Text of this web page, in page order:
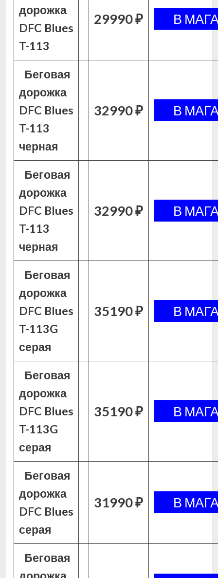
дорожка
DFC Blues
T-113
29990 ₽
Беговая
дорожка
DFC Blues
T-113
черная
32990 ₽
Беговая
дорожка
DFC Blues
T-113
черная
32990 ₽
Беговая
дорожка
DFC Blues
T-113G
серая
35190 ₽
Беговая
дорожка
DFC Blues
T-113G
серая
35190 ₽
Беговая
дорожка
DFC Blues
серая
31990 ₽
Беговая